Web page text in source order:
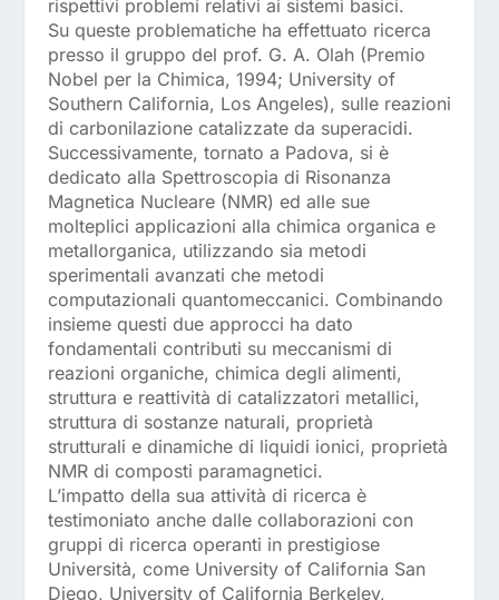
rispettivi problemi relativi ai sistemi basici.
Su queste problematiche ha effettuato ricerca
presso il gruppo del prof. G. A. Olah (Premio
Nobel per la Chimica, 1994; University of
Southern California, Los Angeles), sulle reazioni
di carbonilazione catalizzate da superacidi.
Successivamente, tornato a Padova, si è
dedicato alla Spettroscopia di Risonanza
Magnetica Nucleare (NMR) ed alle sue
molteplici applicazioni alla chimica organica e
metallorganica, utilizzando sia metodi
sperimentali avanzati che metodi
computazionali quantomeccanici. Combinando
insieme questi due approcci ha dato
fondamentali contributi su meccanismi di
reazioni organiche, chimica degli alimenti,
struttura e reattività di catalizzatori metallici,
struttura di sostanze naturali, proprietà
strutturali e dinamiche di liquidi ionici, proprietà
NMR di composti paramagnetici.
L’impatto della sua attività di ricerca è
testimoniato anche dalle collaborazioni con
gruppi di ricerca operanti in prestigiose
Università, come University of California San
Diego, University of California Berkeley,